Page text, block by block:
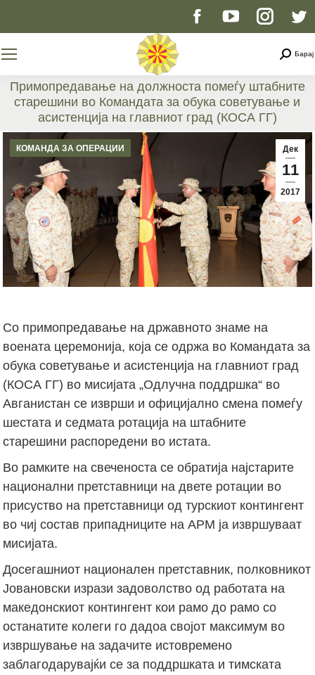
Facebook
opens
in
new
window
YouTube
opens
in
window
page
opens
in
new
window
Барај
Примопредавање на должноста помеѓу штабните
старешини во Командата за обука советување и
асистенција на главниот град (КОСА ГГ)
You are here:
Дек
11
2017
КОМАНДА ЗА ОПЕРАЦИИ
Со примопредавање на државното знаме на
воената церемонија, која се одржа во Командата за
обука советување и асистенција на главниот град
(КОСА ГГ) во мисијата „Одлучна поддршка“ во
Авганистан се изврши и официјално смена помеѓу
шестата и седмата ротација на штабните
старешини распоредени во истата.
Во рамките на свеченоста се обратија најстарите
национални претставници на двете ротации во
присуство на претставници од турскиот контингент
во чиј состав припадниците на АРМ ја извршуваат
мисијата.
Досегашниот национален претставник, полковникот
Јовановски изрази задоволство од работата на
македонскиот контингент кои рамо до рамо со
останатите колеги го дадоа својот максимум во
извршување на задачите истовремено
заблагодарувајќи се за поддршката и тимската